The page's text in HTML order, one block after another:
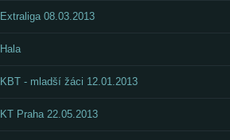
Extraliga 08.03.2013
Hala
KBT - mladší žáci 12.01.2013
KT Praha 22.05.2013